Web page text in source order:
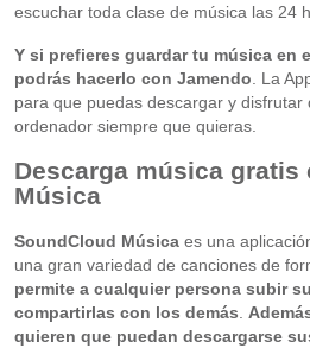
escuchar toda clase de música las 24
Y si prefieres guardar tu música en
podrás hacerlo con Jamendo . La
para que puedas descargar y disfrutar
ordenador siempre que quieras.
Descarga música gratis
Música
SoundCloud Músicaes una
una gran variedad de canciones de
permite a cualquier persona subir
compartirlas con los demás
quieren que puedan descargarse